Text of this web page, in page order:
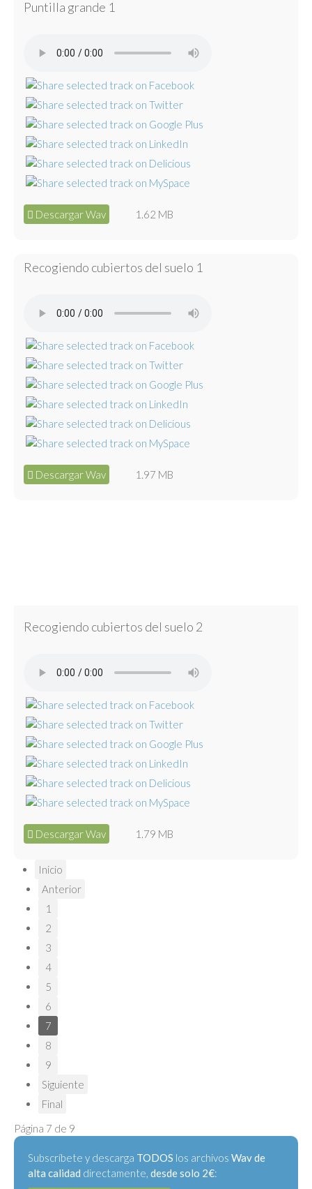
Puntilla grande 1
Descargar Wav 1.62 MB
Recogiendo cubiertos del suelo 1
Descargar Wav 1.97 MB
Recogiendo cubiertos del suelo 2
Descargar Wav 1.79 MB
Inicio
Anterior
1
2
3
4
5
6
7
8
9
Siguiente
Final
Página 7 de 9
Subscríbete y descarga TODOS los archivos Wav de
alta calidad directamente, desde solo 2€: